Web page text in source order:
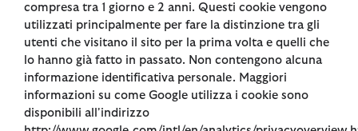
compresa tra 1 giorno e 2 anni. Questi cookie vengono
utilizzati principalmente per fare la distinzione tra gli
utenti che visitano il sito per la prima volta e quelli che
lo hanno già fatto in passato. Non contengono alcuna
informazione identificativa personale. Maggiori
informazioni su come Google utilizza i cookie sono
disponibili all'indirizzo